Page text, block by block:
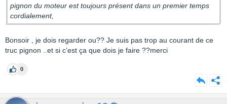
pignon du moteur est toujours présent dans un premier temps
cordialement,
Bonsoir , je dois regarder ou?? Je suis pas trop au courant de ce
truc pignon ..et si c’est ça que dois je faire ??merci
0